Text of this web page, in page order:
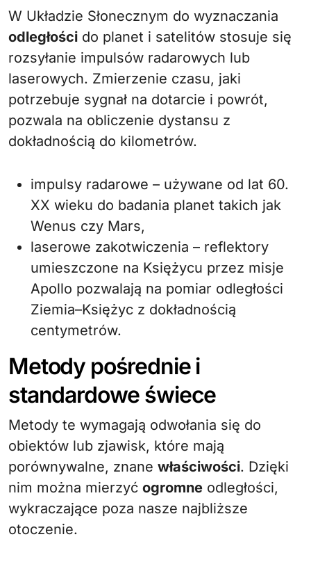
W Układzie Słonecznym do wyznaczania
odległości do planet i satelitów stosuje się
rozsyłanie impulsów radarowych lub
laserowych. Zmierzenie czasu, jaki
potrzebuje sygnał na dotarcie i powrót,
pozwala na obliczenie dystansu z
dokładnością do kilometrów.
impulsy radarowe – używane od lat 60.
XX wieku do badania planet takich jak
Wenus czy Mars,
laserowe zakotwiczenia – reflektory
umieszczone na Księżycu przez misje
Apollo pozwalają na pomiar odległości
Ziemia–Księżyc z dokładnością
centymetrów.
Metody pośrednie i
standardowe świece
Metody te wymagają odwołania się do
obiektów lub zjawisk, które mają
porównywalne, znane właściwości. Dzięki
nim można mierzyć ogromne odległości,
wykraczające poza nasze najbliższe
otoczenie.